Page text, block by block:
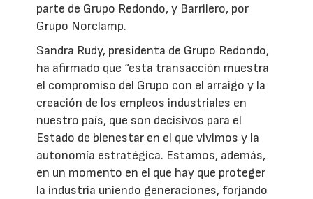
parte de Grupo Redondo, y Barrilero, por
Grupo Norclamp.
Sandra Rudy, presidenta de Grupo Redondo,
ha afirmado que “esta transacción muestra
el compromiso del Grupo con el arraigo y la
creación de los empleos industriales en
nuestro país, que son decisivos para el
Estado de bienestar en el que vivimos y la
autonomía estratégica. Estamos, además,
en un momento en el que hay que proteger
la industria uniendo generaciones, forjando